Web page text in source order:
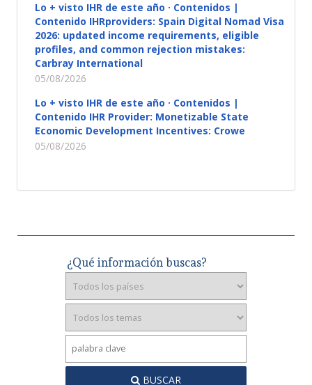
Lo + visto IHR de este año · Contenidos |
Contenido IHRproviders: Spain Digital Nomad Visa
2026: updated income requirements, eligible
profiles, and common rejection mistakes:
Carbray International
05/08/2026
Lo + visto IHR de este año · Contenidos |
Contenido IHR Provider: Monetizable State
Economic Development Incentives: Crowe
05/08/2026
¿Qué información buscas?
BUSCAR